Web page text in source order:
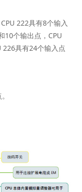
222具有8个输入
10个输出点，CPU
226具有24个输入点